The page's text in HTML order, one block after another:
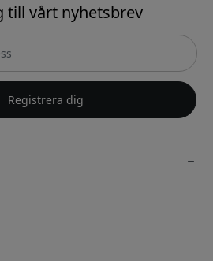
till vårt nyhetsbrev
Registrera dig